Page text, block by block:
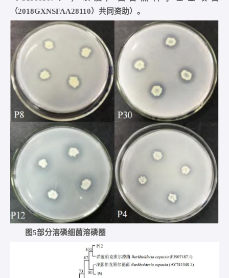
（2018GXNSFAA28110）共同资助）。
图5部分溶磷细菌溶磷圈